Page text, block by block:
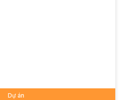
Dự án